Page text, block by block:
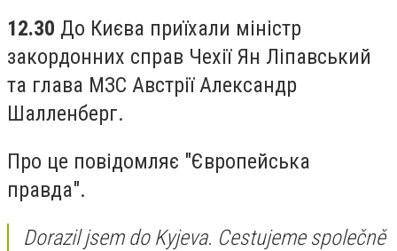
12.30 До Києва приїхали міністр
закордонних справ Чехії Ян Ліпавський
та глава МЗС Австрії Александр
Шалленберг.
Про це повідомляє "Європейська
правда".
Dorazil jsem do Kyjeva. Cestujeme společně